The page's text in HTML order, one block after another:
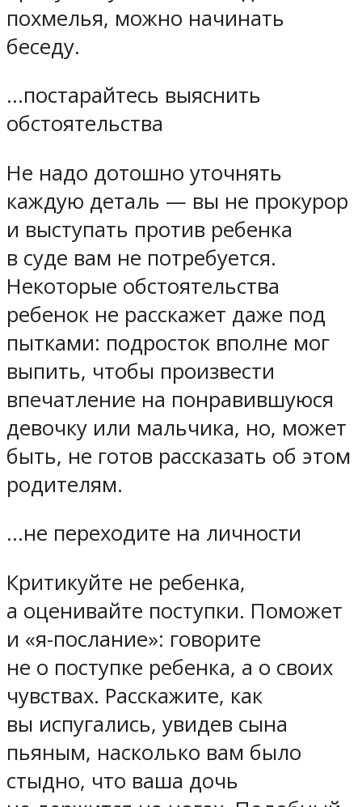
похмелья, можно начинать
беседу.
…постарайтесь выяснить
обстоятельства
Не надо дотошно уточнять
каждую деталь — вы не прокурор
и выступать против ребенка
в суде вам не потребуется.
Некоторые обстоятельства
ребенок не расскажет даже под
пытками: подросток вполне мог
выпить, чтобы произвести
впечатление на понравившуюся
девочку или мальчика, но, может
быть, не готов рассказать об этом
родителям.
…не переходите на личности
Критикуйте не ребенка,
а оценивайте поступки. Поможет
и «я-послание»: говорите
не о поступке ребенка, а о своих
чувствах. Расскажите, как
вы испугались, увидев сына
пьяным, насколько вам было
стыдно, что ваша дочь